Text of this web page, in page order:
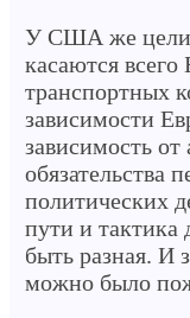
У США же цели
касаются
транспортных
зависимости
зависимость
обязательства
политических
пути и тактика
быть разная. И
можно было